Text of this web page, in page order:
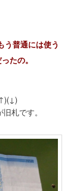
う普通には使う
たの。
札です。